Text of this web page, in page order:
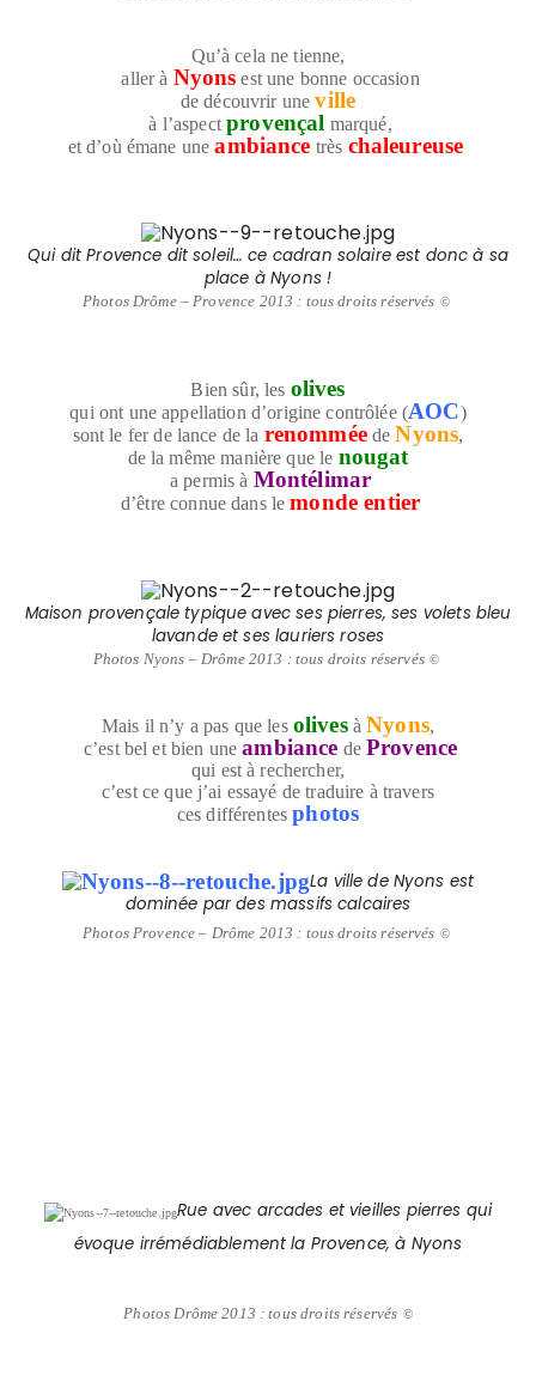
Qu’à cela ne tienne,
aller à Nyons est une bonne occasion
de découvrir une ville
à l’aspect provençal marqué,
et d’où émane une ambiance très chaleureuse
Qui dit Provence dit soleil… ce cadran solaire est donc à sa
place à Nyons !
Photos Drôme – Provence 2013 : tous droits réservés ©
Bien sûr, les olives
qui ont une appellation d’origine contrôlée(AOC)
sont le fer de lance de la renommée de Nyons,
de la même manière que le nougat
a permis à Montélimar
d’être connue dans le monde entier
Maison provençale typique avec ses pierres, ses volets bleu
lavande et ses lauriers roses
Photos Nyons – Drôme 2013 : tous droits réservés ©
Mais il n’y a pas que les olives à Nyons,
c’est bel et bien une ambiance de Provence
qui est à rechercher,
c’est ce que j’ai essayé de traduire à travers
ces différentes photos
La ville de Nyons est
dominée par des massifs calcaires
Photos Provence – Drôme 2013 : tous droits réservés ©
Rue avec arcades et vieilles pierres qui
évoque irrémédiablement la Provence, à Nyons
Photos Drôme 2013 : tous droits réservés ©